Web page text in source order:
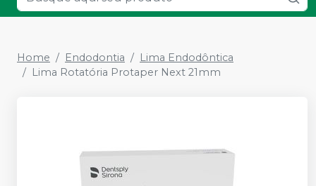
Home Endodontia
Lima Endodôntica
Lima Rotatória Protaper Next 21mm